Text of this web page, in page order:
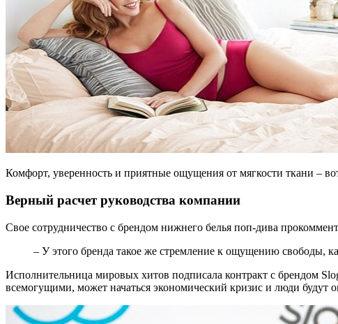
Комфорт, уверенность и приятные ощущения от мягкости ткани –
Верный расчет руководства компании
Свое сотрудничество с брендом нижнего белья поп-дива
– У этого бренда такое же стремление к ощущению свободы,
Исполнительница мировых хитов подписала контракт с брендом
всемогущими, может начаться экономический кризис и люди будут